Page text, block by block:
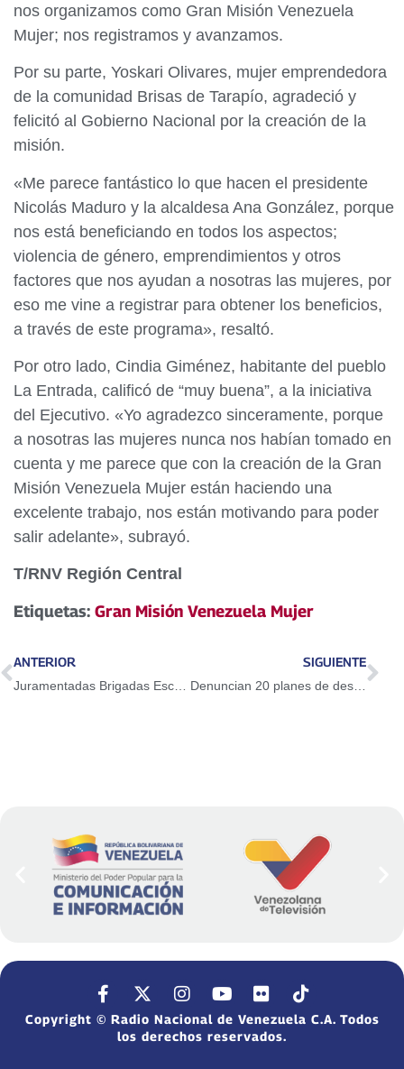
nos organizamos como Gran Misión Venezuela
Mujer; nos registramos y avanzamos.
Por su parte, Yoskari Olivares, mujer emprendedora
de la comunidad Brisas de Tarapío, agradeció y
felicitó al Gobierno Nacional por la creación de la
misión.
«Me parece fantástico lo que hacen el presidente
Nicolás Maduro y la alcaldesa Ana González, porque
nos está beneficiando en todos los aspectos;
violencia de género, emprendimientos y otros
factores que nos ayudan a nosotras las mujeres, por
eso me vine a registrar para obtener los beneficios,
a través de este programa», resaltó.
Por otro lado, Cindia Giménez, habitante del pueblo
La Entrada, calificó de “muy buena”, a la iniciativa
del Ejecutivo. «Yo agradezco sinceramente, porque
a nosotras las mujeres nunca nos habían tomado en
cuenta y me parece que con la creación de la Gran
Misión Venezuela Mujer están haciendo una
excelente trabajo, nos están motivando para poder
salir adelante», subrayó.
T/RNV Región Central
Etiquetas: Gran Misión Venezuela Mujer
ANTERIOR SIGUIENTE
Denuncian 20 planes de desestabilización y 5 intentos de magnicidio
Copyright © Radio Nacional de Venezuela C.A. Todos
los derechos reservados.